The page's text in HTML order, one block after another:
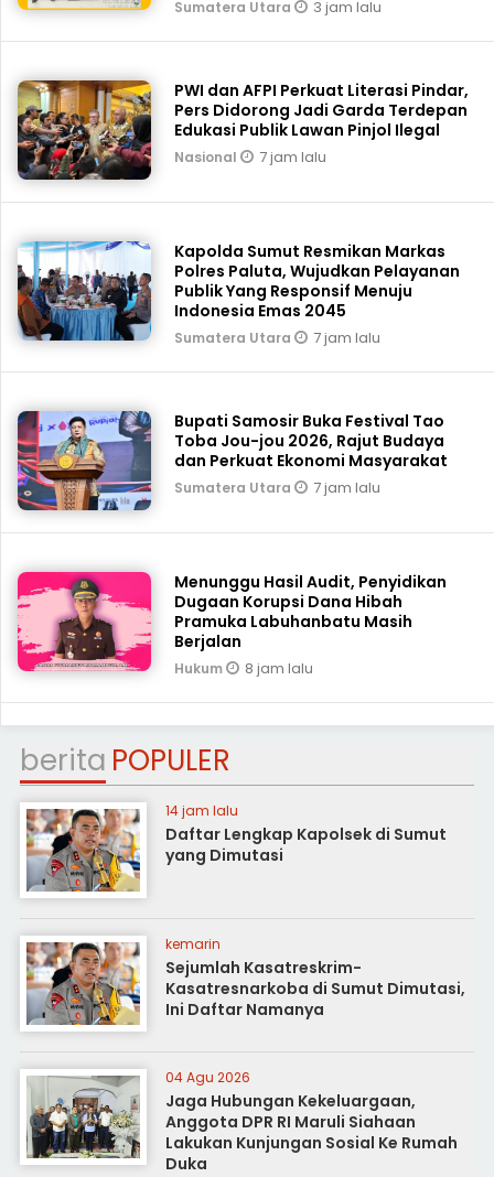
Sumatera Utara 3 jam lalu
PWI dan AFPI Perkuat Literasi Pindar,
Pers Didorong Jadi Garda Terdepan
Edukasi Publik Lawan Pinjol Ilegal
Nasional 7 jam lalu
Kapolda Sumut Resmikan Markas
Polres Paluta, Wujudkan Pelayanan
Publik Yang Responsif Menuju
Indonesia Emas 2045
Sumatera Utara 7 jam lalu
Bupati Samosir Buka Festival Tao
Toba Jou-jou 2026, Rajut Budaya
dan Perkuat Ekonomi Masyarakat
Sumatera Utara 7 jam lalu
Menunggu Hasil Audit, Penyidikan
Dugaan Korupsi Dana Hibah
Pramuka Labuhanbatu Masih
Berjalan
Hukum 8 jam lalu
berita POPULER
14 jam lalu
Daftar Lengkap Kapolsek di Sumut
yang Dimutasi
kemarin
Sejumlah Kasatreskrim-
Kasatresnarkoba di Sumut Dimutasi,
Ini Daftar Namanya
04 Agu 2026
Jaga Hubungan Kekeluargaan,
Anggota DPR RI Maruli Siahaan
Lakukan Kunjungan Sosial Ke Rumah
Duka